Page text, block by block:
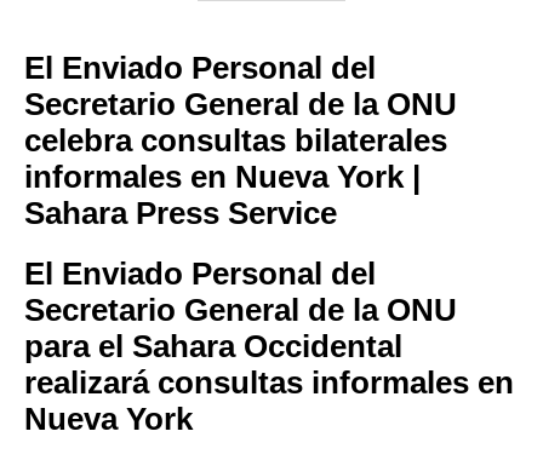
El Enviado Personal del
Secretario General de la ONU
celebra consultas bilaterales
informales en Nueva York |
Sahara Press Service
El Enviado Personal del
Secretario General de la ONU
para el Sahara Occidental
realizará consultas informales en
Nueva York